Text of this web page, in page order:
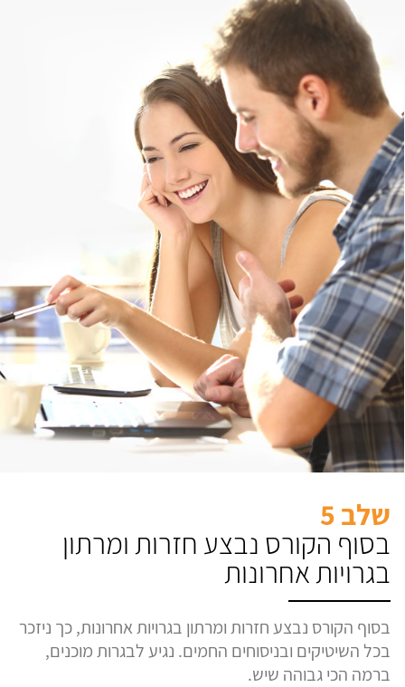
שלב 5
בסוף הקורס נבצע חזרות ומרתון
בגרויות אחרונות
בסוף הקורס נבצע חזרות ומרתון בגרויות אחרונות, כך ניזכר
בכל השיטיקים ובניסוחים החמים. נגיע לבגרות מוכנים,
ברמה הכי גבוהה שיש.